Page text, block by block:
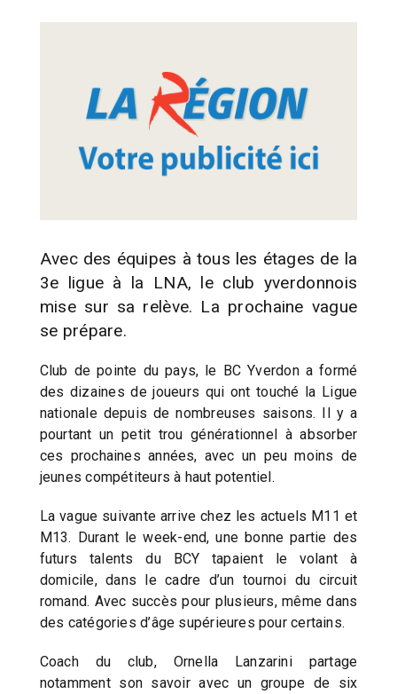
Avec des équipes à tous les étages de la
3e ligue à la LNA, le club yverdonnois
mise sur sa relève. La prochaine vague
se prépare.
Club de pointe du pays, le BC Yverdon a formé
des dizaines de joueurs qui ont touché la Ligue
nationale depuis de nombreuses saisons. Il y a
pourtant un petit trou générationnel à absorber
ces prochaines années, avec un peu moins de
jeunes compétiteurs à haut potentiel.
La vague suivante arrive chez les actuels M11 et
M13. Durant le week-end, une bonne partie des
futurs talents du BCY tapaient le volant à
domicile, dans le cadre d’un tournoi du circuit
romand. Avec succès pour plusieurs, même dans
des catégories d’âge supérieures pour certains.
Coach du club, Ornella Lanzarini partage
notamment son savoir avec un groupe de six